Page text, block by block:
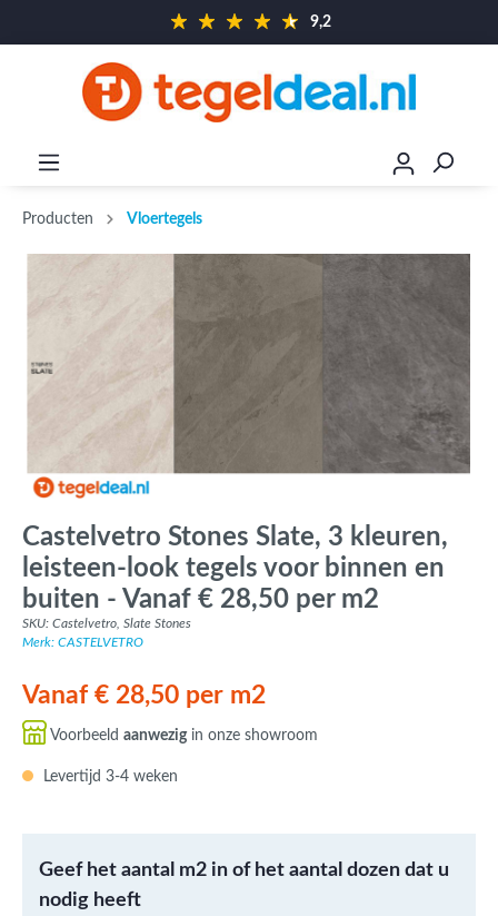
9,2
Producten Vloertegels
Castelvetro Stones Slate, 3 kleuren,
leisteen-look tegels voor binnen en
buiten - Vanaf € 28,50 per m2
SKU: Castelvetro, Slate Stones
Merk: CASTELVETRO
Vanaf € 28,50 per m2
Voorbeeld aanwezigin onze showroom
Levertijd 3-4 weken
Geef het aantal m2 in of het aantal dozen dat u
nodig heeft